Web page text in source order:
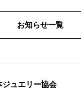
お知らせ一覧
ュエリー協会